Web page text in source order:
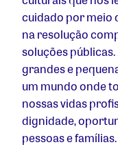
cuidado por meio
na resolução
soluções
grandes e
um mundo onde
nossas vidas
dignidade,
pessoas e famílias.